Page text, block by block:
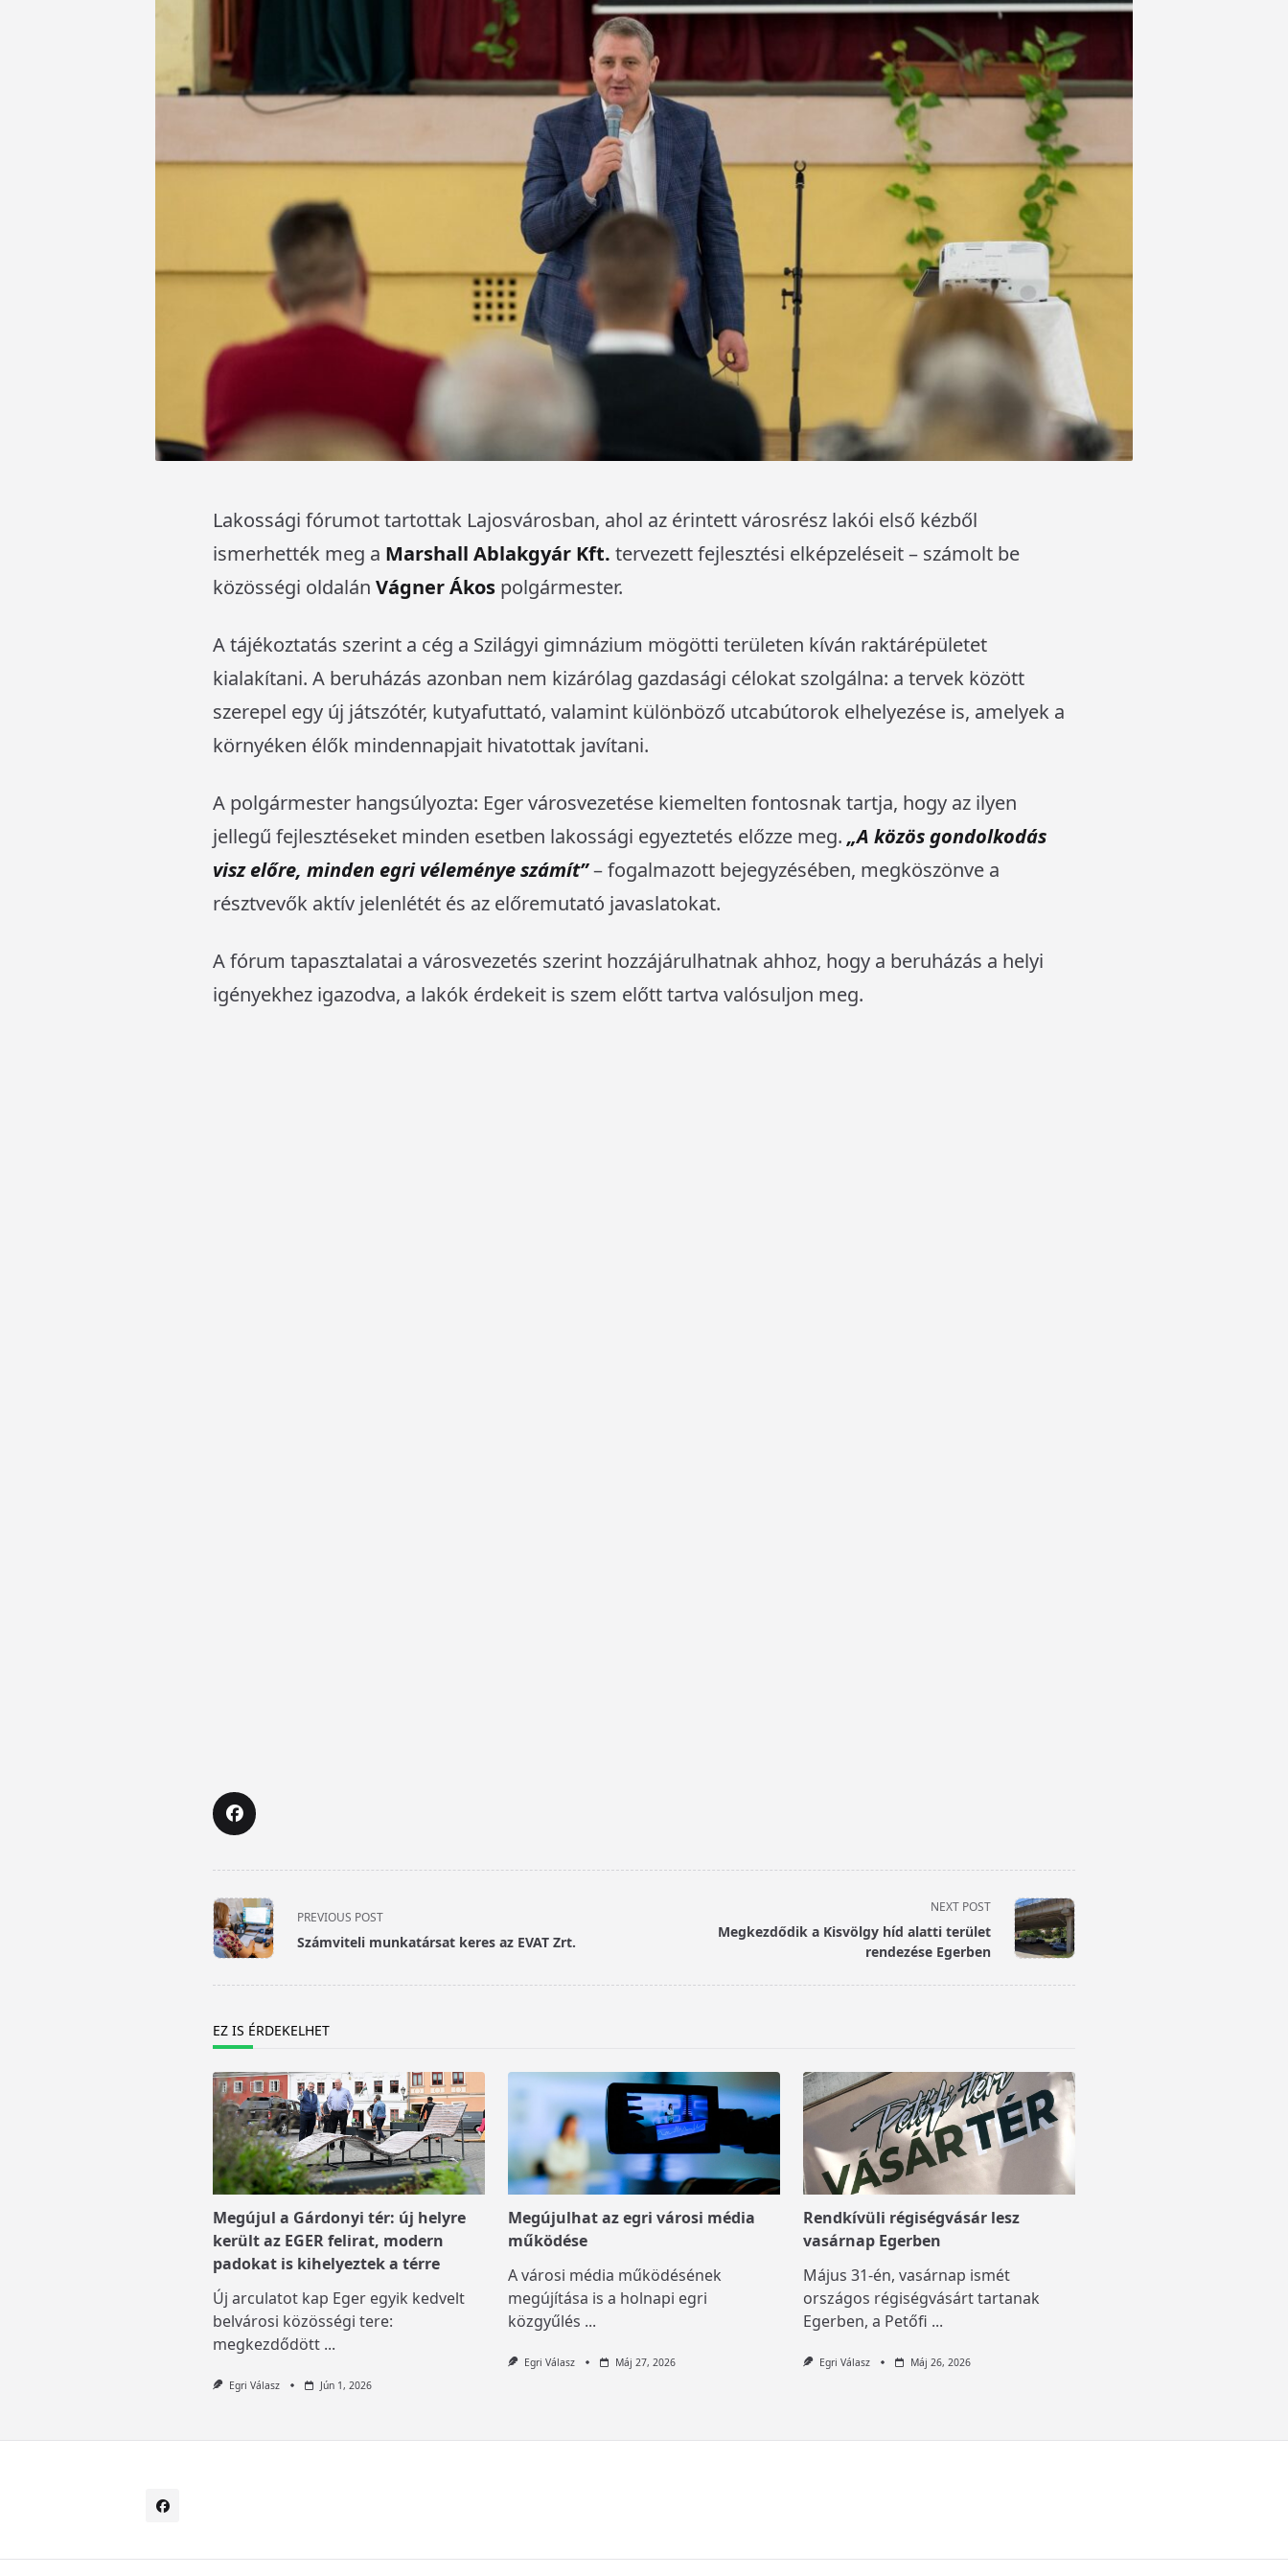
Lakossági fórumot tartottak Lajosvárosban, ahol az érintett városrész lakói első kézből
ismerhették meg a Marshall Ablakgyár Kft. tervezett fejlesztési elképzeléseit – számolt be
közösségi oldalán Vágner Ákos polgármester.
A tájékoztatás szerint a cég a Szilágyi gimnázium mögötti területen kíván raktárépületet
kialakítani. A beruházás azonban nem kizárólag gazdasági célokat szolgálna: a tervek között
szerepel egy új játszótér, kutyafuttató, valamint különböző utcabútorok elhelyezése is, amelyek a
környéken élők mindennapjait hivatottak javítani.
A polgármester hangsúlyozta: Eger városvezetése kiemelten fontosnak tartja, hogy az ilyen
jellegű fejlesztéseket minden esetben lakossági egyeztetés előzze meg. „A közös gondolkodás
visz előre, minden egri véleménye számít”– fogalmazott bejegyzésében, megköszönve a
résztvevők aktív jelenlétét és az előremutató javaslatokat.
A fórum tapasztalatai a városvezetés szerint hozzájárulhatnak ahhoz, hogy a beruházás a helyi
igényekhez igazodva, a lakók érdekeit is szem előtt tartva valósuljon meg.
<span
class="nav-
subtitle
text">Page</span>
PREVIOUS POST
Számviteli munkatársat keres az EVAT Zrt.
NEXT POST
Megkezdődik a Kisvölgy híd alatti terület
rendezése Egerben
EZ IS ÉRDEKELHET
Megújul a Gárdonyi tér: új helyre
került az EGER felirat, modern
padokat is kihelyeztek a térre
Új arculatot kap Eger egyik kedvelt
belvárosi közösségi tere:
megkezdődött ...
Egri Válasz Jún 1, 2026
Megújulhat az egri városi média
működése
A városi média működésének
megújítása is a holnapi egri
közgyűlés ...
Egri Válasz Máj 27, 2026
Rendkívüli régiségvásár lesz
vasárnap Egerben
Május 31-én, vasárnap ismét
országos régiségvásárt tartanak
Egerben, a Petőfi ...
Egri Válasz Máj 26, 2026